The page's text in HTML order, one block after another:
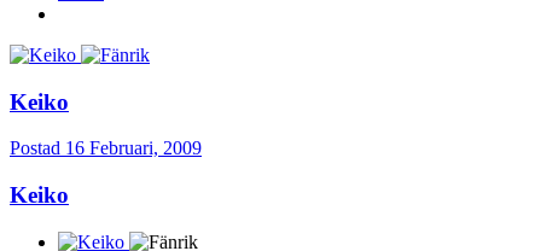
Keiko
Postad 16 Februari, 2009
Keiko